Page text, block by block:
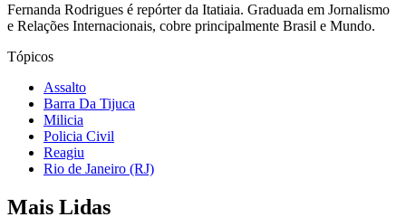
Fernanda Rodrigues é repórter da Itatiaia. Graduada em Jornalismo
e Relações Internacionais, cobre principalmente Brasil e Mundo.
Tópicos
Assalto
Barra Da Tijuca
Milicia
Policia Civil
Reagiu
Rio de Janeiro (RJ)
Mais Lidas